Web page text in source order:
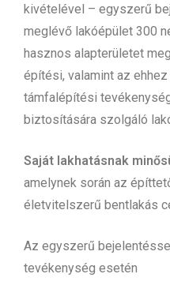
kivételével – egyszerű
meglévő lakóépület 300
hasznos alapterületet
építési, valamint az
támfalépítési
biztosítására szolgáló
Saját lakhatásnak
amelynek során az
életvitelszerű bentlakás
Az egyszerű
tevékenység esetén